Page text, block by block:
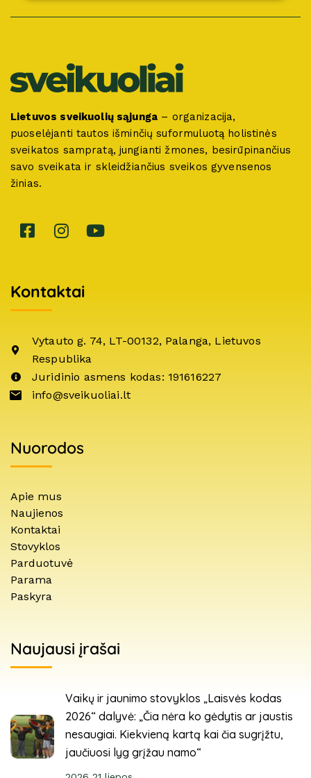
Lietuvos sveikuolių sąjunga – organizacija,
puoselėjanti tautos išminčių suformuluotą holistinės
sveikatos sampratą, jungianti žmones, besirūpinančius
savo sveikata ir skleidžiančius sveikos gyvensenos
žinias.
Kontaktai
Vytauto g. 74, LT-00132, Palanga, Lietuvos
Respublika
Juridinio asmens kodas: 191616227
info@sveikuoliai.lt
Nuorodos
Apie mus
Naujienos
Kontaktai
Stovyklos
Parduotuvė
Parama
Paskyra
Naujausi įrašai
Vaikų ir jaunimo stovyklos „Laisvės kodas
2026“ dalyvė: „Čia nėra ko gėdytis ar jaustis
nesaugiai. Kiekvieną kartą kai čia sugrįžtu,
jaučiuosi lyg grįžau namo“